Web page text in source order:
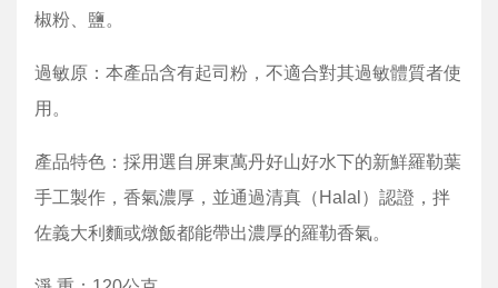
椒粉、鹽。
過敏原：本產品含有起司粉，不適合對其過敏體質者使
用。
產品特色：採用選自屏東萬丹好山好水下的新鮮羅勒葉
手工製作，香氣濃厚，並通過清真（Halal）認證，拌
佐義大利麵或燉飯都能帶出濃厚的羅勒香氣。